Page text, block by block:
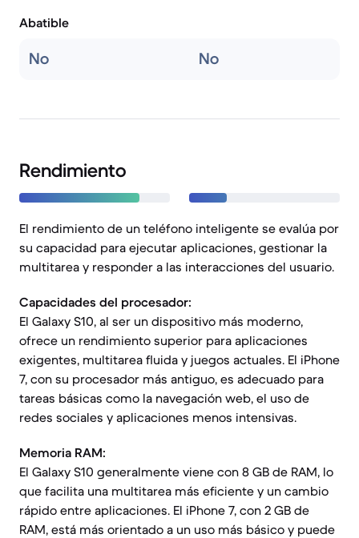
Abatible
No No
Rendimiento
El rendimiento de un teléfono inteligente se evalúa por
su capacidad para ejecutar aplicaciones, gestionar la
multitarea y responder a las interacciones del usuario.
Capacidades del procesador:
El Galaxy S10, al ser un dispositivo más moderno,
ofrece un rendimiento superior para aplicaciones
exigentes, multitarea fluida y juegos actuales. El iPhone
7, con su procesador más antiguo, es adecuado para
tareas básicas como la navegación web, el uso de
redes sociales y aplicaciones menos intensivas.
Memoria RAM:
El Galaxy S10 generalmente viene con 8 GB de RAM, lo
que facilita una multitarea más eficiente y un cambio
rápido entre aplicaciones. El iPhone 7, con 2 GB de
RAM, está más orientado a un uso más básico y puede